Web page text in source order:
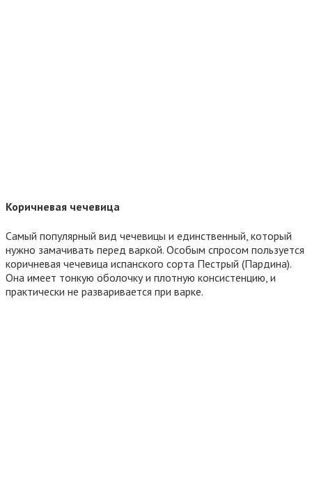
Коричневая чечевица
Самый популярный вид чечевицы и единственный, который
нужно замачивать перед варкой. Особым спросом пользуется
коричневая чечевица испанского сорта Пестрый (Пардина).
Она имеет тонкую оболочку и плотную консистенцию, и
практически не разваривается при варке.